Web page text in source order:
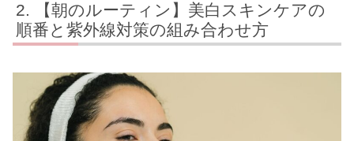
【朝のルーティン】美白スキンケアの
順番と紫外線対策の組み合わせ方